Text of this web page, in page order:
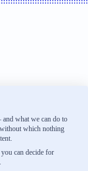
and what we can do to
which nothing
can decide for
.